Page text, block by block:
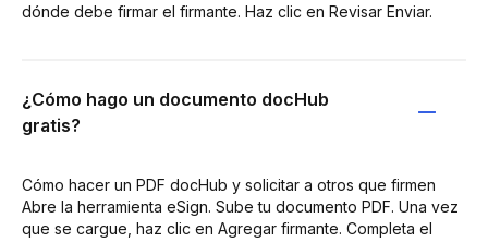
dónde debe firmar el firmante. Haz clic en Revisar Enviar.
¿Cómo hago un documento docHub
gratis?
Cómo hacer un PDF docHub y solicitar a otros que firmen
Abre la herramienta eSign. Sube tu documento PDF. Una vez
que se cargue, haz clic en Agregar firmante. Completa el